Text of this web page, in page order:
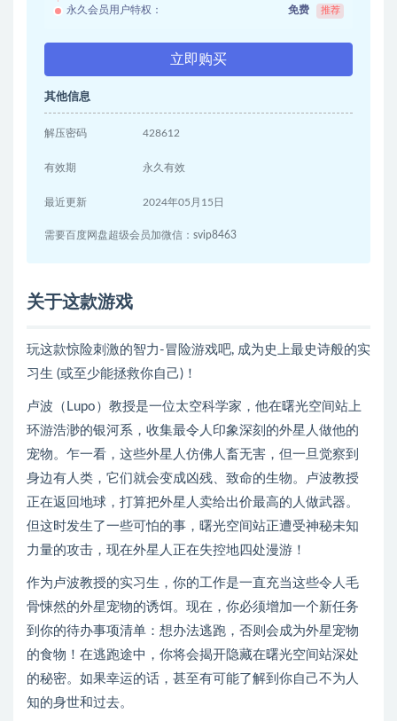
永久会员用户特权： 免费 推荐
立即购买
其他信息
解压密码 428612
有效期 永久有效
最近更新 2024年05月15日
需要百度网盘超级会员加微信：svip8463
关于这款游戏
玩这款惊险刺激的智力-冒险游戏吧, 成为史上最史诗般的实
习生 (或至少能拯救你自己)！
卢波（Lupo）教授是一位太空科学家，他在曙光空间站上
环游浩渺的银河系，收集最令人印象深刻的外星人做他的
宠物。乍一看，这些外星人仿佛人畜无害，但一旦觉察到
身边有人类，它们就会变成凶残、致命的生物。卢波教授
正在返回地球，打算把外星人卖给出价最高的人做武器。
但这时发生了一些可怕的事，曙光空间站正遭受神秘未知
力量的攻击，现在外星人正在失控地四处漫游！
作为卢波教授的实习生，你的工作是一直充当这些令人毛
骨悚然的外星宠物的诱饵。现在，你必须增加一个新任务
到你的待办事项清单：想办法逃跑，否则会成为外星宠物
的食物！在逃跑途中，你将会揭开隐藏在曙光空间站深处
的秘密。如果幸运的话，甚至有可能了解到你自己不为人
知的身世和过去。